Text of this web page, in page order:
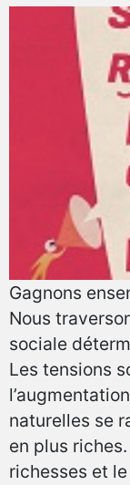
Gagnons
Nous
sociale
Les tensions
naturelles se
en plus
richesses et